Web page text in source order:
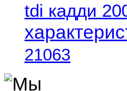
tdi кадди
21063